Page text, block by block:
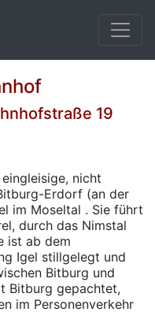
19
nicht
Erdorf (an der
im Moseltal . Sie führt
durch das Nimstal
ist ab dem
Igel stillgelegt und
Bitburg und
Bitburg gepachtet,
im Personenverkehr